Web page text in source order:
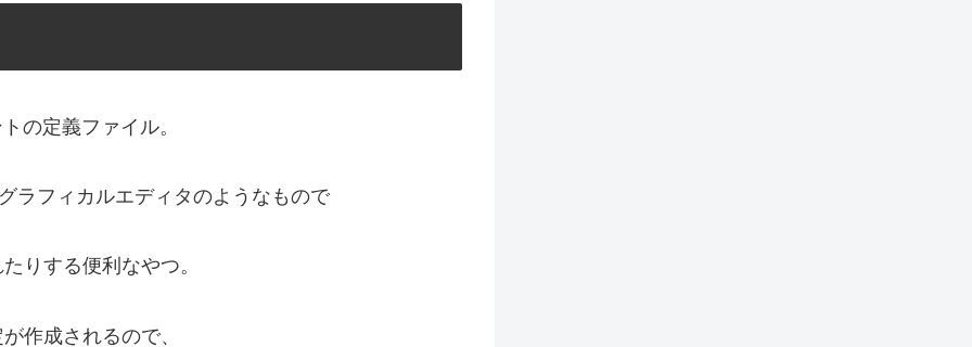
の定義ファイル。
ラフィカルエディタのようなもので
りする便利なやつ。
作成されるので、